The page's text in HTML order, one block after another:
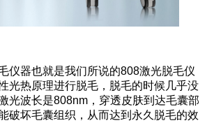
器也就是我们所说的808激光脱毛仪
光热原理进行脱毛，脱毛的时候几乎没
光波长是808nm，穿透皮肤到达毛囊部
破坏毛囊组织，从而达到永久脱毛的效